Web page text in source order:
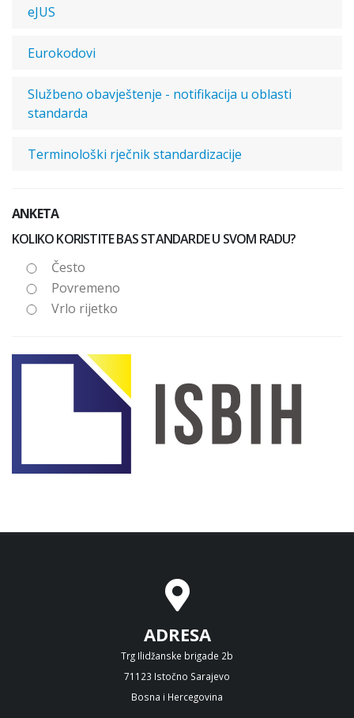
eJUS
Eurokodovi
Službeno obavještenje - notifikacija u oblasti
standarda
Terminološki rječnik standardizacije
ANKETA
KOLIKO KORISTITE BAS STANDARDE U SVOM RADU?
Često
Povremeno
Vrlo rijetko
ADRESA
Trg Ilidžanske brigade 2b
71123 Istočno Sarajevo
Bosna i Hercegovina